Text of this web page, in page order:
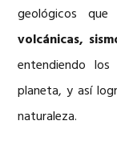
geológicos
volcánicas,
entendiendo
planeta, y así
naturaleza.